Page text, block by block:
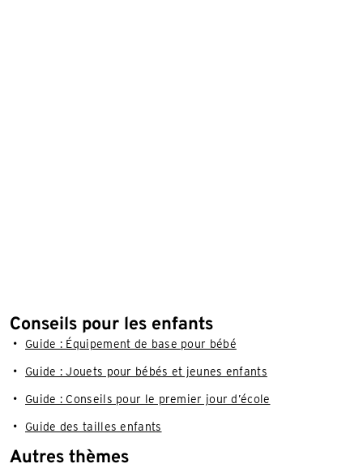
Conseils pour les enfants
Guide : Équipement de base pour bébé
Guide : Jouets pour bébés et jeunes enfants
Guide : Conseils pour le premier jour d’école
Guide des tailles enfants
Autres thèmes